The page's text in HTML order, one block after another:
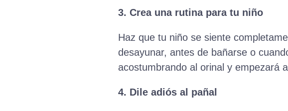
3. Crea una rutina para tu niño
Haz que tu niño se siente
desayunar, antes de bañarse o
acostumbrando al orinal y empezará
4. Dile adiós al pañal